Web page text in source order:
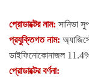
প্রোডাক্টের নাম: সানিভা
প্রযুক্তিগত নাম:
ডাইফিনোকোনাজল 11.4
প্রোডাক্টের বর্ণনা: